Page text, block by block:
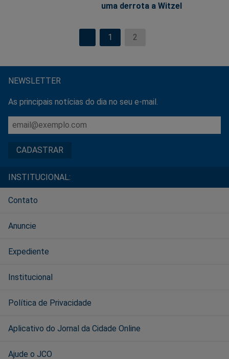
uma derrota a Witzel
1 2
NEWSLETTER
As principais notícias do dia no seu e-mail.
INSTITUCIONAL:
Contato
Anuncie
Expediente
Institucional
Política de Privacidade
Aplicativo do Jornal da Cidade Online
Ajude o JCO